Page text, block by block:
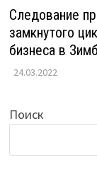
Следование
замкнутого
бизнеса в
24.03.2022
Поиск